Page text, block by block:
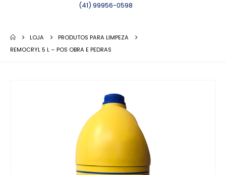
(41) 99956-0598
LOJA
PRODUTOS PARA LIMPEZA
REMOCRYL 5 L – POS OBRA E PEDRAS